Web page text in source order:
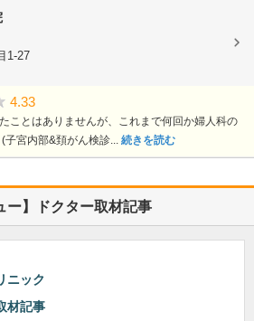
1-27
4.33
ことはありませんが、これまで何回か婦人科の
子宮内部&頚がん検診... 続きを読む
ー】ドクター取材記事
ニック
材記事